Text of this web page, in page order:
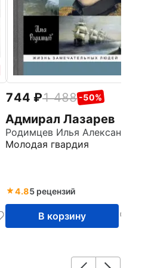
744 1 488 -50%
Адмирал Лазарев
Молодая гвардия
4.85 рецензий
В корзину